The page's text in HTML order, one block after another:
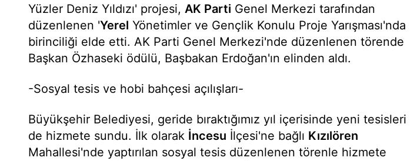
Yüzler Deniz Yıldızı' projesi, AK Parti Genel Merkezi tarafından
düzenlenen 'Yerel Yönetimler ve Gençlik Konulu Proje Yarışması'nda
birinciliği elde etti. AK Parti Genel Merkezi'nde düzenlenen törende
Başkan Özhaseki ödülü, Başbakan Erdoğan'ın elinden aldı.
-Sosyal tesis ve hobi bahçesi açılışları-
Büyükşehir Belediyesi, geride bıraktığımız yıl içerisinde yeni tesisleri
de hizmete sundu. İlk olarak İncesu İlçesi'ne bağlı Kızılören
Mahallesi'nde yaptırılan sosyal tesis düzenlenen törenle hizmete